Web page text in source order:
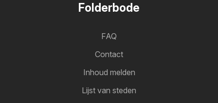
Folderbode
FAQ
Contact
Inhoud melden
Lijst van steden